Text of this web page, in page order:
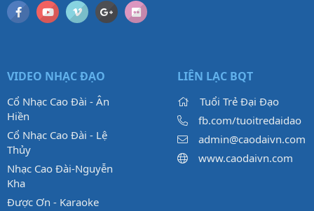
VIDEO NHẠC ĐẠO
Cổ Nhạc Cao Đài - Ân
Hiền
Cổ Nhạc Cao Đài - Lệ
Thủy
Nhạc Cao Đài-Nguyễn
Kha
Được Ơn - Karaoke
LIÊN LẠC BQT
Tuổi Trẻ Đại Đạo
fb.com/tuoitredaidao
admin@caodaivn.com
www.caodaivn.com